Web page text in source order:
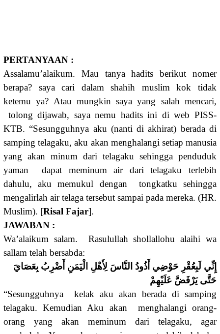
PERTANYAAN :
Assalamu’alaikum. Mau tanya hadits berikut nomer
berapa? saya cari dalam shahih muslim kok tidak
ketemu ya? Atau mungkin saya yang salah mencari,
tolong dijawab, saya nemu hadits ini di web PISS-
KTB. “Sesungguhnya aku (nanti di akhirat) berada di
samping telagaku, aku akan menghalangi setiap manusia
yang akan minum dari telagaku sehingga penduduk
yaman dapat meminum air dari telagaku terlebih
dahulu, aku memukul dengan tongkatku sehingga
mengalirlah air telaga tersebut sampai pada mereka. (HR.
Muslim). [Risal Fajar].
JAWABAN :
Wa’alaikum salam. Rasulullah shollallohu alaihi wa
sallam telah bersabda:
إِنِّي لَبِعُقْرِ حَوْضِي أَذُودُ النَّاسَ لِأَهْلِ الْيَمَنِ أَضْرِبُ بِعَصَايَ
حَتَّى يَرْفَضَّ عَلَيْهِمْ
“Sesungguhnya kelak aku akan berada di samping
telagaku. Kemudian Aku akan menghalangi orang-
orang yang akan meminum dari telagaku, agar